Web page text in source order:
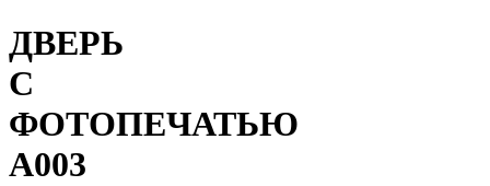
ДВЕРЬ
С
ФОТОПЕЧАТЬЮ
A003